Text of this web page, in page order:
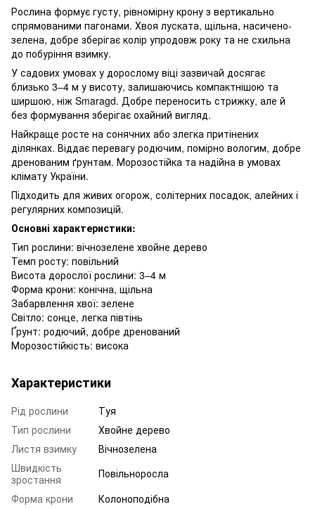
Рослина формує густу, рівномірну крону з вертикально
спрямованими пагонами. Хвоя луската, щільна, насичено-
зелена, добре зберігає колір упродовж року та не схильна
до побуріння взимку.
У садових умовах у дорослому віці зазвичай досягає
близько 3–4 м у висоту, залишаючись компактнішою та
ширшою, ніж Smaragd. Добре переносить стрижку, але й
без формування зберігає охайний вигляд.
Найкраще росте на сонячних або злегка притінених
ділянках. Віддає перевагу родючим, помірно вологим, добре
дренованим ґрунтам. Морозостійка та надійна в умовах
клімату України.
Підходить для живих огорож, солітерних посадок, алейних і
регулярних композицій.
Основні характеристики:
Тип рослини: вічнозелене хвойне дерево
Темп росту: повільний
Висота дорослої рослини: 3–4 м
Форма крони: конічна, щільна
Забарвлення хвої: зелене
Світло: сонце, легка півтінь
Ґрунт: родючий, добре дренований
Морозостійкість: висока
Характеристики
Рід рослини
Туя
Тип рослини
Хвойне дерево
Листя взимку
Вічнозелена
Швидкість
зростання
Повільноросла
Форма крони
Колоноподібна